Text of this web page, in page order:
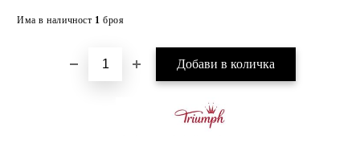
Има в наличност 1 броя